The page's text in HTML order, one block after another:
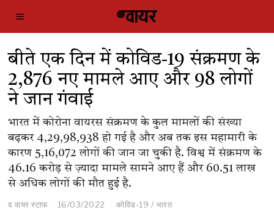
बीते एक दिन में कोविड-19 संक्रमण के
2,876 नए मामले आए और 98 लोगों
ने जान गंवाई
भारत में कोरोना वायरस संक्रमण के कुल मामलों की संख्या
बढ़कर 4,29,98,938 हो गई है और अब तक इस महामारी के
कारण 5,16,072 लोगों की जान जा चुकी है. विश्व में संक्रमण के
46.16 करोड़ से ज़्यादा मामले सामने आए हैं और 60.51 लाख
से अधिक लोगों की मौत हुई है.
द वायर स्टाफ 16/03/2022 कोविड-19 / भारत